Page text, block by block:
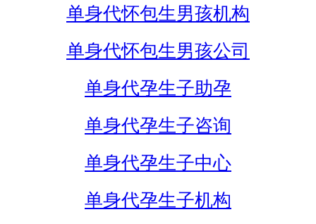
单身代怀包生男孩机构
单身代怀包生男孩公司
单身代孕生子助孕
单身代孕生子咨询
单身代孕生子中心
单身代孕生子机构